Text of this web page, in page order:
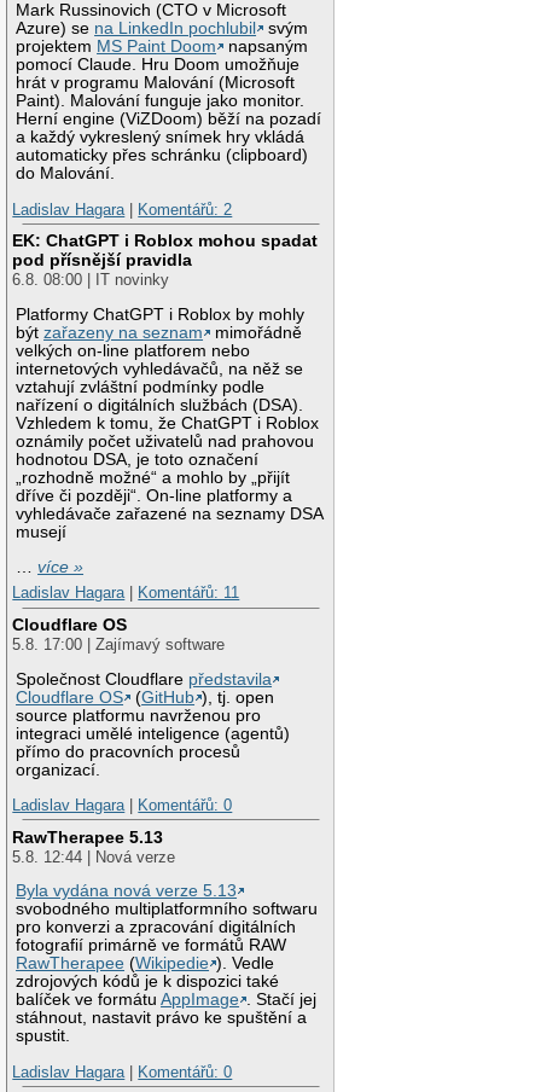
Mark Russinovich (CTO v Microsoft
Azure) se na LinkedIn pochlubil
svým
projektem MS Paint Doom
napsaným
pomocí Claude. Hru Doom umožňuje
hrát v programu Malování (Microsoft
Paint). Malování funguje jako monitor.
Herní engine (ViZDoom) běží na pozadí
a každý vykreslený snímek hry vkládá
automaticky přes schránku (clipboard)
do Malování.
Ladislav Hagara
Komentářů: 2
EK: ChatGPT i Roblox mohou spadat
pod přísnější pravidla
6.8. 08:00 | IT novinky
Platformy ChatGPT i Roblox by mohly
býtzařazeny na seznam
mimořádně
velkých on-line platforem nebo
internetových vyhledávačů, na něž se
vztahují zvláštní podmínky podle
nařízení o digitálních službách (DSA).
Vzhledem k tomu, že ChatGPT i Roblox
oznámily počet uživatelů nad prahovou
hodnotou DSA, je toto označení
„rozhodně možné“ a mohlo by „přijít
dříve či později“. On-line platformy a
vyhledávače zařazené na seznamy DSA
musejí
…více »
Ladislav Hagara| Komentářů: 11
Cloudflare OS
5.8. 17:00 | Zajímavý software
Společnost Cloudflare představila
Cloudflare OS
(GitHub ), tj. open
source platformu navrženou pro
integraci umělé inteligence (agentů)
přímo do pracovních procesů
organizací.
Ladislav Hagara| Komentářů: 0
RawTherapee 5.13
5.8. 12:44 | Nová verze
Byla vydána nová verze 5.13
svobodného multiplatformního softwaru
pro konverzi a zpracování digitálních
fotografií primárně ve formátů RAW
RawTherapee (Wikipedie ). Vedle
zdrojových kódů je k dispozici také
balíček ve formátuAppImage . Stačí jej
stáhnout, nastavit právo ke spuštění a
spustit.
Ladislav Hagara| Komentářů: 0